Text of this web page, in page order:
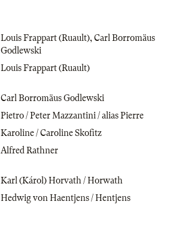
Louis Frappart (Ruault), Carl Borromäus
Godlewski
Louis Frappart (Ruault)
Carl Borromäus Godlewski
Pietro / Peter Mazzantini / alias Pierre
Karoline / Caroline Skofitz
Alfred Rathner
Karl (Károl) Horvath / Horwath
Hedwig von Haentjens / Hentjens